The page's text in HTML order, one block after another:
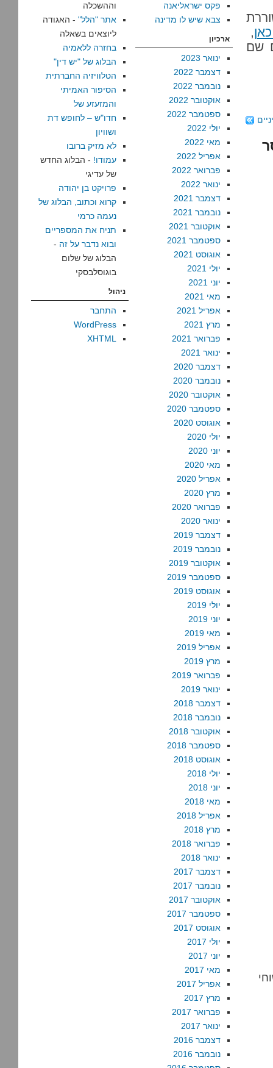
,
שם
פקס ישראליאנה
צבא שיש לו מדינה
ארכיון
ינואר 2023
דצמבר 2022
נובמבר 2022
אוקטובר 2022
ספטמבר 2022
יולי 2022
מאי 2022
אפריל 2022
פברואר 2022
ינואר 2022
דצמבר 2021
נובמבר 2021
אוקטובר 2021
ספטמבר 2021
אוגוסט 2021
יולי 2021
יוני 2021
מאי 2021
אפריל 2021
מרץ 2021
פברואר 2021
ינואר 2021
דצמבר 2020
נובמבר 2020
אוקטובר 2020
ספטמבר 2020
אוגוסט 2020
יולי 2020
יוני 2020
מאי 2020
אפריל 2020
מרץ 2020
פברואר 2020
ינואר 2020
דצמבר 2019
נובמבר 2019
אוקטובר 2019
ספטמבר 2019
אוגוסט 2019
יולי 2019
יוני 2019
מאי 2019
אפריל 2019
מרץ 2019
פברואר 2019
ינואר 2019
דצמבר 2018
נובמבר 2018
אוקטובר 2018
ספטמבר 2018
אוגוסט 2018
יולי 2018
יוני 2018
מאי 2018
אפריל 2018
מרץ 2018
פברואר 2018
ינואר 2018
דצמבר 2017
נובמבר 2017
אוקטובר 2017
ספטמבר 2017
אוגוסט 2017
יולי 2017
יוני 2017
מאי 2017
אפריל 2017
מרץ 2017
פברואר 2017
ינואר 2017
דצמבר 2016
נובמבר 2016
וההשכלה
אתר "הלל" - האגודה
ליוצאים בשאלה
בחזרה ללאמיה
הבלוג של "יש דין"
הטלוויזיה החברתית
הסיפור האמיתי
והמזעזע של
חדו"ש – לחופש דת
ושוויון
לא מזיק ברובו
עמודו! - הבלוג החדש
של עדיגי
פרויקט בן יהודה
קרוא וכתוב, הבלוג של
נעמה כרמי
תניח את המספריים
ובוא נדבר על זה -
הבלוג של שלום
בוגוסלבסקי
ניהול
התחבר
WordPress
XHTML